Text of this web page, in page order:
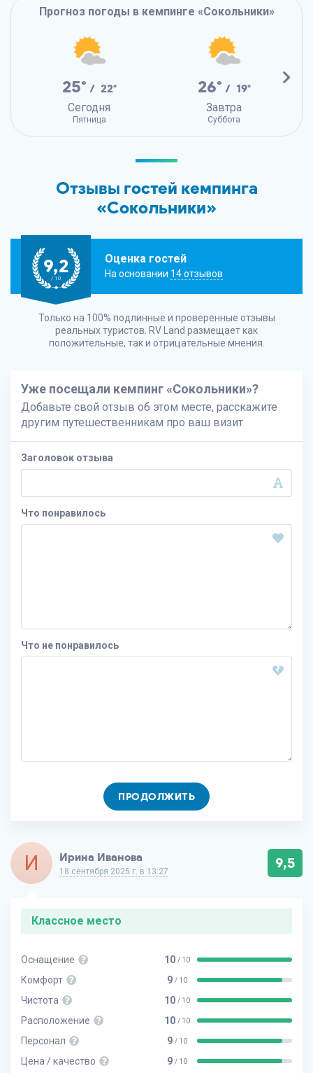
Прогноз погоды в кемпинге «Сокольники»
25° / 22°
Сегодня
Пятница
26° / 19°
Завтра
Суббота
Отзывы гостей кемпинга
«Сокольники»
9,2
/ 10
Оценка гостей
На основании 14 отзывов
Только на 100% подлинные и проверенные отзывы
реальных туристов. RV Land размещает как
положительные, так и отрицательные мнения.
Уже посещали кемпинг «Сокольники»?
Добавьте свой отзыв об этом месте, расскажите
другим путешественникам про ваш визит
Заголовок отзыва
Что понравилось
Что не понравилось
ПРОДОЛЖИТЬ
И Ирина Иванова
18 сентября 2025 г. в 13:27 9,5
Классное место
Оснащение 10 / 10
Комфорт 9 / 10
Чистота 10 / 10
Расположение 10 / 10
Персонал 9 / 10
Цена / качество 9 / 10